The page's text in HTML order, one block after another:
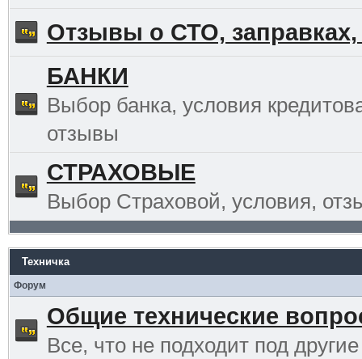
Отзывы о СТО, заправках,
БАНКИ
Выбор банка, условия
отзывы
СТРАХОВЫЕ
Выбор Страховой, условия,
Техничка
Форум
Общие технические
Все, что не подходит под другие